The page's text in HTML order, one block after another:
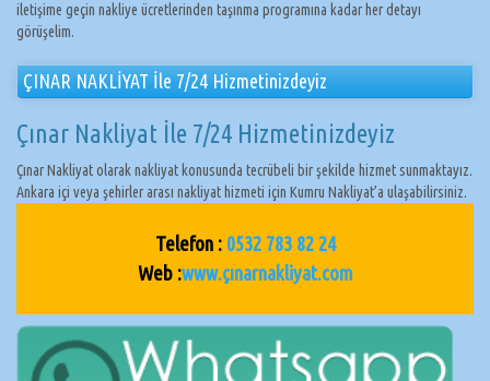
iletişime geçin nakliye ücretlerinden taşınma programına kadar her detayı
görüşelim.
ÇINAR NAKLİYAT İle 7/24 Hizmetinizdeyiz
Çınar Nakliyat İle 7/24 Hizmetinizdeyiz
Çınar Nakliyat olarak nakliyat konusunda tecrübeli bir şekilde hizmet sunmaktayız.
Ankara içi veya şehirler arası nakliyat hizmeti için Kumru Nakliyat’a ulaşabilirsiniz.
Telefon : 0532 783 82 24
Web :www.çınarnakliyat.com